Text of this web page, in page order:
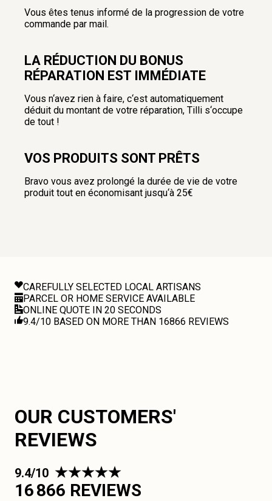
Vous êtes tenus informé de la progression de votre
commande par mail.
LA RÉDUCTION DU BONUS
RÉPARATION EST IMMÉDIATE
Vous n‘avez rien à faire, c‘est automatiquement
déduit du montant de votre réparation, Tilli s‘occupe
de tout !
VOS PRODUITS SONT PRÊTS
Bravo vous avez prolongé la durée de vie de votre
produit tout en économisant jusqu‘à 25€
CAREFULLY SELECTED LOCAL ARTISANS
PARCEL OR HOME SERVICE AVAILABLE
ONLINE QUOTE IN 20 SECONDS
9.4/10 BASED ON MORE THAN 16866 REVIEWS
OUR CUSTOMERS'
REVIEWS
9.4/10
16 866 REVIEWS